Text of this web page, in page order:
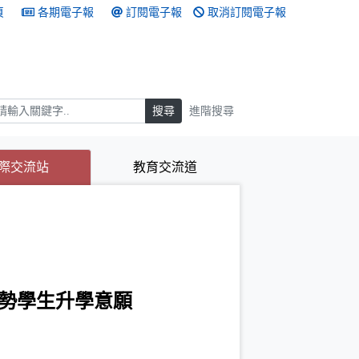
各期電子報 訂閱電子報 取消訂閱電子報
搜尋 進階搜尋
交流站(目前選取的頁籤)
(目前選取的頁籤)教育交流道
學生升學意願